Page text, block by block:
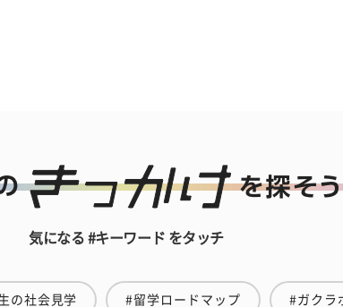
気になる #キーワード をタッチ
の社会見学 #留学ロードマップ #ガクラ